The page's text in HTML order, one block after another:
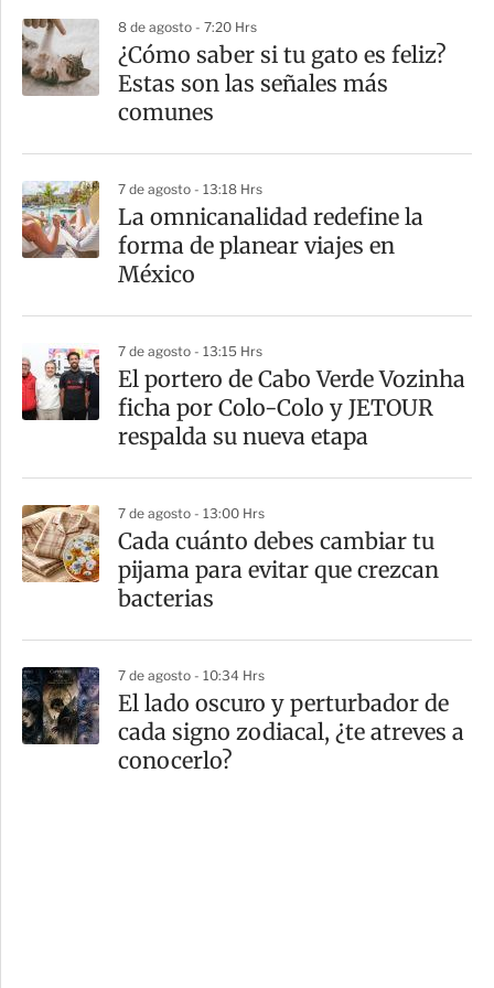
a
r
t
8 de agosto - 7:20 Hrs
¿Cómo saber si tu gato es feliz?
Estas son las señales más
comunes
7 de agosto - 13:18 Hrs
La omnicanalidad redefine la
forma de planear viajes en
México
7 de agosto - 13:15 Hrs
El portero de Cabo Verde Vozinha
ficha por Colo-Colo y JETOUR
respalda su nueva etapa
7 de agosto - 13:00 Hrs
Cada cuánto debes cambiar tu
pijama para evitar que crezcan
bacterias
7 de agosto - 10:34 Hrs
El lado oscuro y perturbador de
cada signo zodiacal, ¿te atreves a
conocerlo?